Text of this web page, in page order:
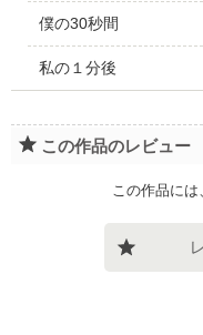
僕の30秒間
私の１分後
この作品のレビュー
この作品には